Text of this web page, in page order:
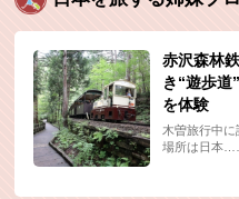
赤沢森林
き“遊歩道
を体験
木曽旅行中
場所は日本